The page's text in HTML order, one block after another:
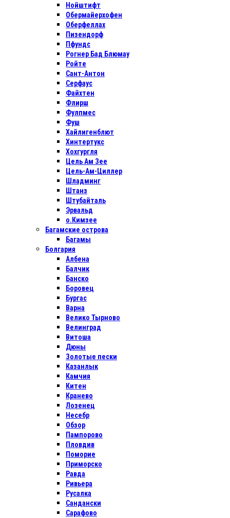
Нойштифт
Обермайерхофен
Оберфеллах
Пизендорф
Пфундс
Рогнер Бад Блюмау
Ройте
Сант-Антон
Серфаус
Файхтен
Флирш
Фулпмес
Фуш
Хайлигенблют
Хинтертукс
Хохгургля
Цель Ам Зее
Цель-Ам-Циллер
Шладминг
Штанз
Штубайталь
Эрвальд
о.Кимзее
Багамские острова
Багамы
Болгария
Албена
Балчик
Банско
Боровец
Бургас
Варна
Велико Тырново
Велинград
Витоша
Дюны
Золотые пески
Казанлык
Камчия
Китен
Кранево
Лозенец
Несебр
Обзор
Пампорово
Пловдив
Поморие
Приморско
Равда
Ривьера
Русалка
Сандански
Сарафово